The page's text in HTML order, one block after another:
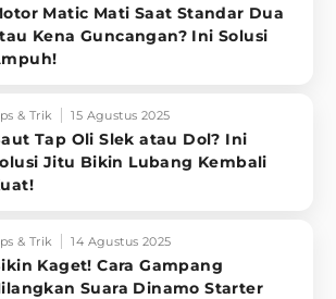
Matic Mati Saat Standar Dua
Kena Guncangan? Ini Solusi
& Trik 15 Agustus 2025
Tap Oli Slek atau Dol? Ini
Jitu Bikin Lubang Kembali
& Trik 14 Agustus 2025
Kaget! Cara Gampang
Suara Dinamo Starter